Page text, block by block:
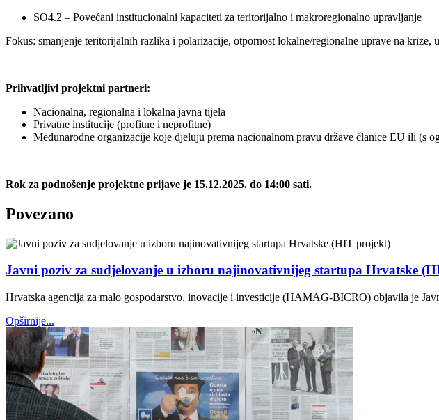
SO4.2 – Povećani institucionalni kapaciteti za teritorijalno i makroregionalno upravljanje
Fokus: smanjenje teritorijalnih razlika i polarizacije, otpornost lokalne/regionalne uprave na krize,
Prihvatljivi projektni partneri:
Nacionalna, regionalna i lokalna javna tijela
Privatne institucije (profitne i neprofitne)
Međunarodne organizacije koje djeluju prema nacionalnom pravu države članice EU ili (s
Rok za podnošenje projektne prijave je 15.12.2025. do 14:00 sati.
Povezano
Javni poziv za sudjelovanje u izboru najinovativnijeg startupa Hrvatske
Hrvatska agencija za malo gospodarstvo, inovacije i investicije (HAMAG-BICRO) objavila je
Opširnije...